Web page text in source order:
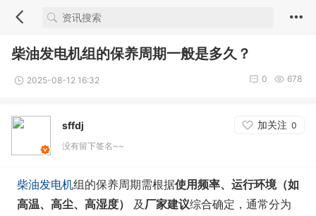
柴油发电机组的保养周期一般是多久？
2025-08-12 16:32 678
0
sffdj 加关注 0
没有留下签名~~
柴油发电机组的保养周期需根据使用频率、运行环境（如
高温、高尘、高湿度）
及 厂家建议综合确定，通常分为